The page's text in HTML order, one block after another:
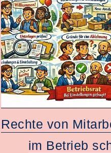
Rechte von
im Betrieb